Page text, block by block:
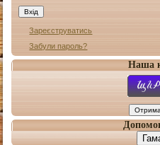
Зареєструватись
Забули пароль?
Наша